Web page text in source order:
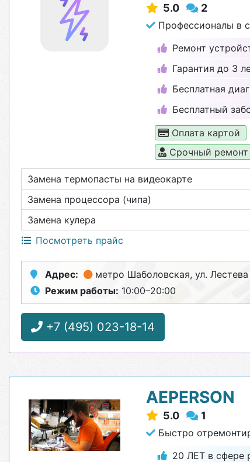
5.0 2
Профессионалы в
Ремонт
Гарантия до 3
Бесплатная
Бесплатный
Оплата картой
Срочный ремонт
Замена термопасты на видеокарте
Замена процессора (чипа)
Замена кулера
Посмотреть прайс
Адрес: метро Шаболовская, ул.
Режим работы: 10:00–20:00
+7 (495) 023-18-14
AEPERSON
5.0 1
Быстро
20 ЛЕТ в сфере